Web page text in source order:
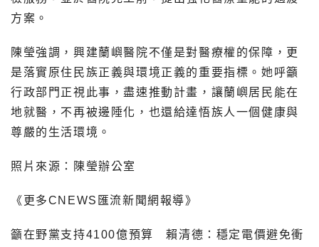
方案。
陳瑩強調，興建蘭嶼醫院不僅是對醫療權的保障，更
是落實原住民族正義與環境正義的重要指標。她呼籲
行政部門正視此事，盡速推動計畫，讓蘭嶼居民能在
地就醫，不再被邊陲化，也還給達悟族人一個健康與
尊嚴的生活環境。
照片來源：陳瑩辦公室
《更多CNEWS匯流新聞網報導》
籲在野黨支持4100億預算 賴清德：穩定電價避免衝